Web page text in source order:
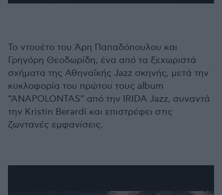
To ντουέτο του Άρη Παπαδόπουλου και
Γρηγόρη Θεοδωρίδη, ένα από τα ξεχωριστά
σχήματα της Αθηναϊκής Jazz σκηνής, μετά την
κυκλοφορία του πρώτου τους album
“AΝΑPOLONTAS” από την ΙRIDA Jazz, συναντά
την Kristin Berardi και επιστρέφει στις
ζωντανές εμφανίσεις.